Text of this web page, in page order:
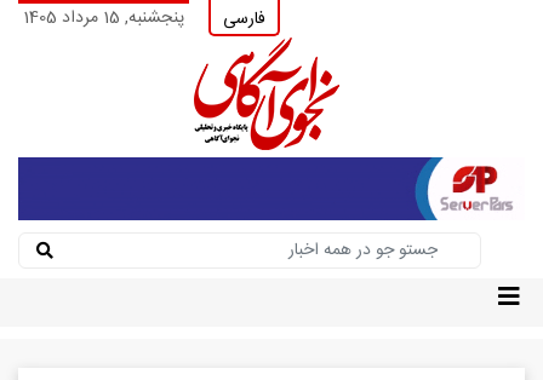
پنجشنبه, 15 مرداد 1405 فارسی